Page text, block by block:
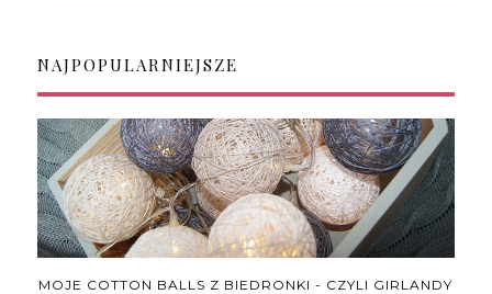
NAJPOPULARNIEJSZE
MOJE COTTON BALLS Z BIEDRONKI - CZYLI GIRLANDY